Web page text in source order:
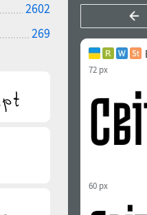
2602
269
72 px
60 px